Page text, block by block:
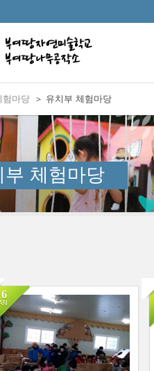
험마당 ＞ 유치부 체험마당
부 체험마당
3443
치북5
치북5
치북5
치북5